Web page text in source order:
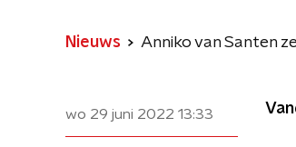
Nieuws Anniko van Santen
wo 29 juni 2022 13:33